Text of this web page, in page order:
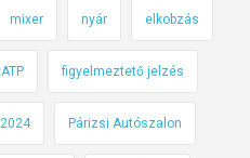
mixer nyár elkobzás
figyelmeztető jelzés
Párizsi Autószalon